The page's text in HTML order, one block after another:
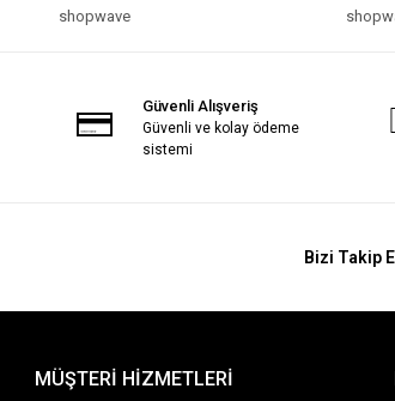
shopwave
Güvenli Alışveriş
Güvenli ve kolay ödeme
sistemi
Bizi Takip
MÜŞTERİ HİZMETLERİ